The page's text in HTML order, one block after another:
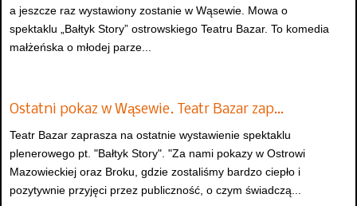
a jeszcze raz wystawiony zostanie w Wąsewie. Mowa o
spektaklu „Bałtyk Story” ostrowskiego Teatru Bazar. To komedia
małżeńska o młodej parze...
Ostatni pokaz w Wąsewie. Teatr Bazar zap…
Teatr Bazar zaprasza na ostatnie wystawienie spektaklu
plenerowego pt. "Bałtyk Story". "Za nami pokazy w Ostrowi
Mazowieckiej oraz Broku, gdzie zostaliśmy bardzo ciepło i
pozytywnie przyjęci przez publiczność, o czym świadczą...